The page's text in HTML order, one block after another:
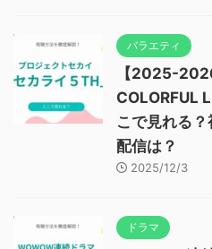
バラエティ
【2025-
COLORFUL
こで見れる
配信は？
2025/12/3
ドラマ